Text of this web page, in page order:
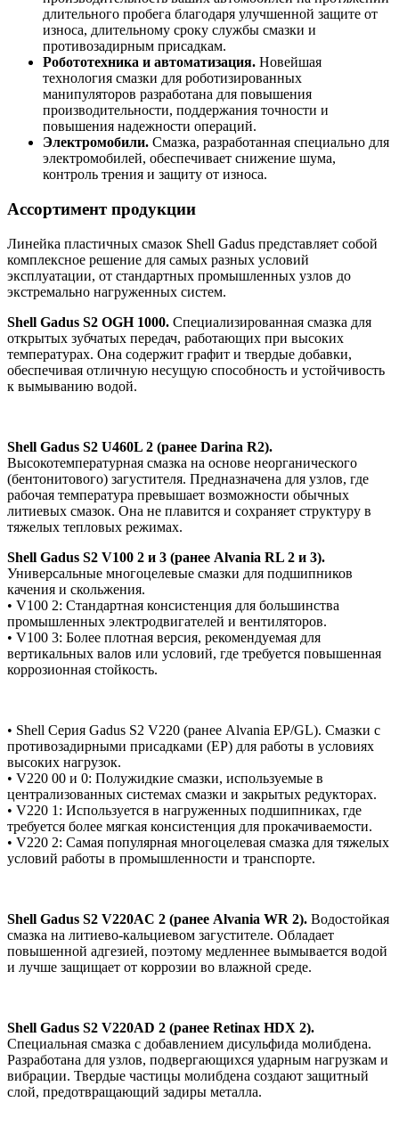
длительного пробега благодаря улучшенной защите от
износа, длительному сроку службы смазки и
противозадирным присадкам.
Робототехника и автоматизация. Новейшая
технология смазки для роботизированных
манипуляторов разработана для повышения
производительности, поддержания точности и
повышения надежности операций.
Электромобили. Смазка, разработанная специально для
электромобилей, обеспечивает снижение шума,
контроль трения и защиту от износа.
Ассортимент продукции
Линейка пластичных смазок Shell Gadus представляет собой
комплексное решение для самых разных условий
эксплуатации, от стандартных промышленных узлов до
экстремально нагруженных систем.
Shell Gadus S2 OGH 1000. Специализированная смазка для
открытых зубчатых передач, работающих при высоких
температурах. Она содержит графит и твердые добавки,
обеспечивая отличную несущую способность и устойчивость
к вымыванию водой.
Shell Gadus S2 U460L 2 (ранее Darina R2).
Высокотемпературная смазка на основе неорганического
(бентонитового) загустителя. Предназначена для узлов, где
рабочая температура превышает возможности обычных
литиевых смазок. Она не плавится и сохраняет структуру в
тяжелых тепловых режимах.
Shell Gadus S2 V100 2 и 3 (ранее Alvania RL 2 и 3).
Универсальные многоцелевые смазки для подшипников
качения и скольжения.
• V100 2: Стандартная консистенция для большинства
промышленных электродвигателей и вентиляторов.
• V100 3: Более плотная версия, рекомендуемая для
вертикальных валов или условий, где требуется повышенная
коррозионная стойкость.
• Shell Серия Gadus S2 V220 (ранее Alvania EP/GL). Смазки с
противозадирными присадками (EP) для работы в условиях
высоких нагрузок.
• V220 00 и 0: Полужидкие смазки, используемые в
централизованных системах смазки и закрытых редукторах.
• V220 1: Используется в нагруженных подшипниках, где
требуется более мягкая консистенция для прокачиваемости.
• V220 2: Самая популярная многоцелевая смазка для тяжелых
условий работы в промышленности и транспорте.
Shell Gadus S2 V220AC 2 (ранее Alvania WR 2). Водостойкая
смазка на литиево-кальциевом загустителе. Обладает
повышенной адгезией, поэтому медленнее вымывается водой
и лучше защищает от коррозии во влажной среде.
Shell Gadus S2 V220AD 2 (ранее Retinax HDX 2).
Специальная смазка с добавлением дисульфида молибдена.
Разработана для узлов, подвергающихся ударным нагрузкам и
вибрации. Твердые частицы молибдена создают защитный
слой, предотвращающий задиры металла.